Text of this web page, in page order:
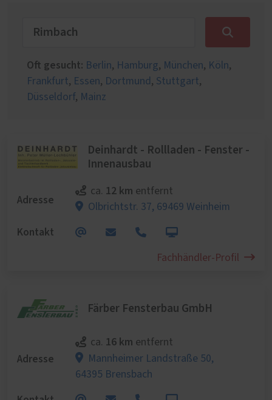
Oft gesucht: Berlin, Hamburg, München, Köln,
Frankfurt, Essen, Dortmund , Stuttgart,
Düsseldorf, Mainz
Deinhardt - Rollladen - Fenster -
Innenausbau
Adresse
ca. 12 km entfernt
Olbrichtstr. 37, 69469 Weinheim
Kontakt
Fachhändler-Profil
Färber Fensterbau GmbH
Adresse
ca. 16 km entfernt
Mannheimer Landstraße 50,
64395 Brensbach